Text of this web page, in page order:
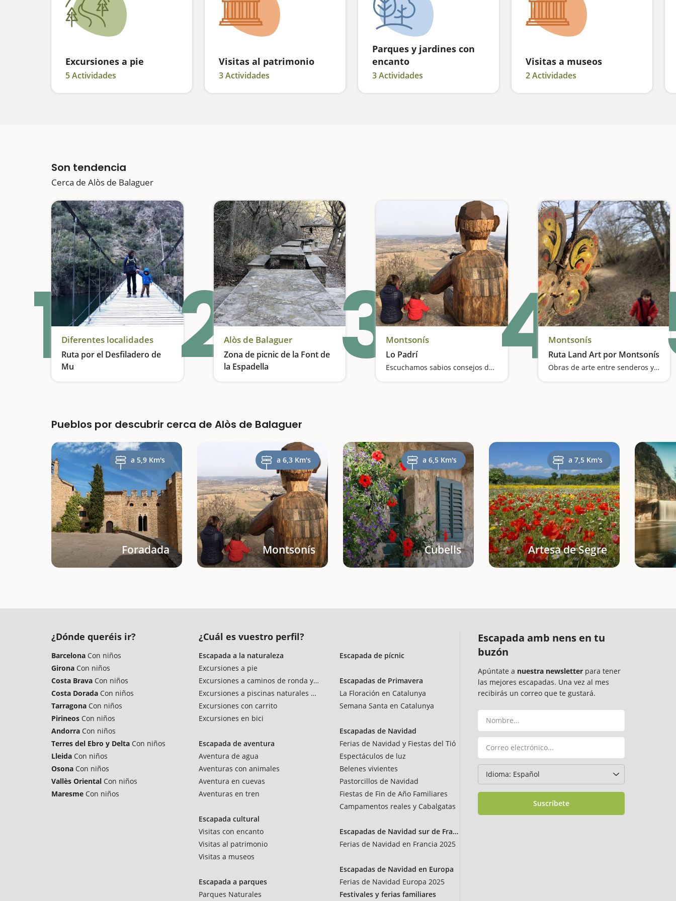
Excursiones a pie
5 Actividades
Visitas al patrimonio
3 Actividades
Parques y jardines con
encanto
3 Actividades
Visitas a museos
2 Actividades
Son tendencia
Cerca de Alòs de Balaguer
1Diferentes localidades
Ruta por el Desfiladero de
Mu
Excursión de altura entre paredes verticales 2Alòs de Balaguer
Zona de picnic de la Font de
la Espadella
Descanso a orillas del Segre 3Montsonís
Lo Padrí
Escuchamos sabios consejos desde un mirador privilegiado 4Montsonís
Ruta Land Art por Montsonís
Obras de arte entre senderos y el canto de los pájaros
Pueblos por descubrir cerca de Alòs de Balaguer
a 5,9 Km's
Foradada
a 6,3 Km's
Montsonís
a 6,5 Km's
Cubells
a 7,5 Km's
Artesa de Segre
¿Dónde queréis ir?
Barcelona Con niños
Girona Con niños
Costa Brava Con niños
Costa Dorada Con niños
Tarragona Con niños
Pirineos Con niños
Andorra Con niños
Terres del Ebro y Delta Con niños
Lleida Con niños
Osona Con niños
Vallès Oriental Con niños
Maresme Con niños
¿Cuál es vuestro perfil?
Escapada a la naturaleza
Excursiones a pie
Excursiones a caminos de ronda y vías verdes
Excursiones a piscinas naturales y rios
Excursiones con carrito
Excursiones en bici
Escapada de aventura
Aventura de agua
Aventuras con animales
Aventura en cuevas
Aventuras en tren
Escapada cultural
Visitas con encanto
Visitas al patrimonio
Visitas a museos
Escapada a parques
Parques Naturales
Escapada de pícnic
Escapadas de Primavera
La Floración en Catalunya
Semana Santa en Catalunya
Escapadas de Navidad
Ferias de Navidad y Fiestas del Tió
Espectáculos de luz
Belenes vivientes
Pastorcillos de Navidad
Fiestas de Fin de Año Familiares
Campamentos reales y Cabalgatas
Escapadas de Navidad sur de Francia
Ferias de Navidad en Francia 2025
Escapadas de Navidad en Europa
Ferias de Navidad Europa 2025
Festivales y ferias familiares
Escapada amb nens en tu
buzón
Apúntate a nuestra newsletter para tener
las mejores escapadas. Una vez al mes
recibirás un correo que te gustará.
Suscríbete